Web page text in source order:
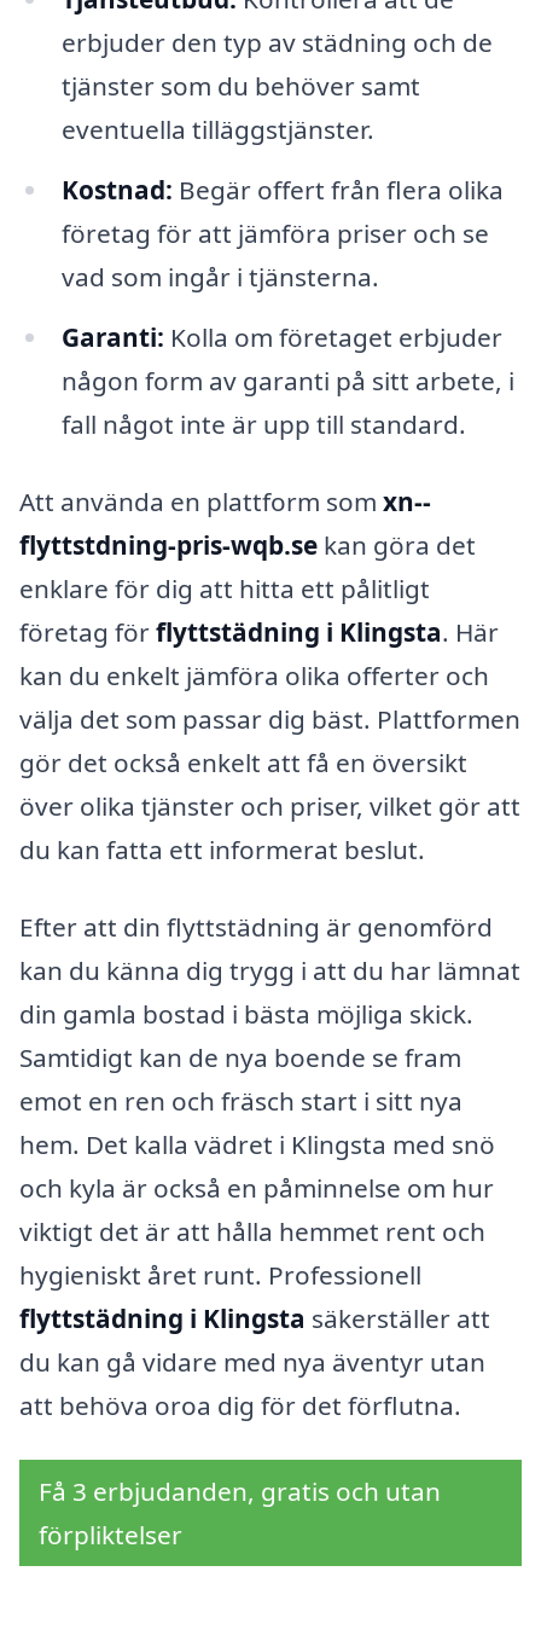
erbjuder den typ av städning och de
tjänster som du behöver samt
eventuella tilläggstjänster.
Kostnad: Begär offert från flera olika
företag för att jämföra priser och se
vad som ingår i tjänsterna.
Garanti: Kolla om företaget erbjuder
någon form av garanti på sitt arbete, i
fall något inte är upp till standard.
Att använda en plattform som xn--
flyttstdning-pris-wqb.se kan göra det
enklare för dig att hitta ett pålitligt
företag förflyttstädning i Klingsta. Här
kan du enkelt jämföra olika offerter och
välja det som passar dig bäst. Plattformen
gör det också enkelt att få en översikt
över olika tjänster och priser, vilket gör att
du kan fatta ett informerat beslut.
Efter att din flyttstädning är genomförd
kan du känna dig trygg i att du har lämnat
din gamla bostad i bästa möjliga skick.
Samtidigt kan de nya boende se fram
emot en ren och fräsch start i sitt nya
hem. Det kalla vädret i Klingsta med snö
och kyla är också en påminnelse om hur
viktigt det är att hålla hemmet rent och
hygieniskt året runt. Professionell
flyttstädning i Klingsta säkerställer att
du kan gå vidare med nya äventyr utan
att behöva oroa dig för det förflutna.
Få 3 erbjudanden, gratis och utan
förpliktelser